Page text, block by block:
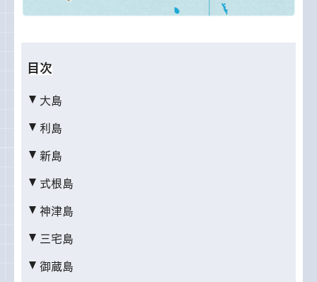
目次
大島
利島
新島
式根島
神津島
三宅島
御蔵島